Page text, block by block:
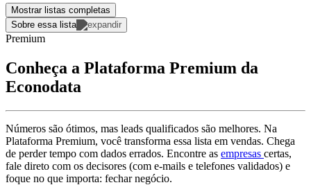
Mostrar listas completas
Sobre essa lista
Premium
Conheça a Plataforma Premium da
Econodata
Números são ótimos, mas leads qualificados são melhores. Na
Plataforma Premium, você transforma essa lista em vendas. Chega
de perder tempo com dados errados. Encontre as empresas certas,
fale direto com os decisores (com e-mails e telefones validados) e
foque no que importa: fechar negócio.